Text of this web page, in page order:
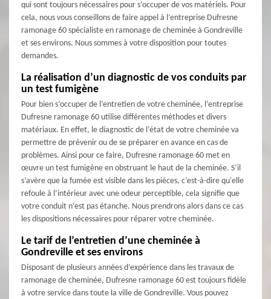
qui sont toujours nécessaires pour s’occuper de vos matériels. Pour
cela, nous vous conseillons de faire appel à l’entreprise Dufresne
ramonage 60 spécialiste en ramonage de cheminée à Gondreville
et ses environs. Nous sommes à votre disposition pour toutes
demandes.
La réalisation d’un diagnostic de vos conduits par
un test fumigène
Pour bien s’occuper de l’entretien de votre cheminée, l’entreprise
Dufresne ramonage 60 utilise différentes méthodes et divers
matériaux. En effet, le diagnostic de l’état de votre cheminée va
permettre de prévenir ou de se préparer en avance en cas de
problèmes. Ainsi pour ce faire, Dufresne ramonage 60 met en
œuvre un test fumigène en obstruant le haut de la cheminée. S’il
s’avère que la fumée est visible dans les pièces, c’est-à-dire qu'elle
refoule à l’intérieur avec une odeur perceptible, cela signifie que
votre conduit n’est pas étanche. Nous prendrons alors dans ce cas
les dispositions nécessaires pour réparer votre cheminée.
Le tarif de l’entretien d’une cheminée à
Gondreville et ses environs
Disposant de plusieurs années d’expérience dans les travaux de
ramonage de cheminée, Dufresne ramonage 60 est toujours fidèle
à votre service dans toute la ville de Gondreville. Vous pouvez